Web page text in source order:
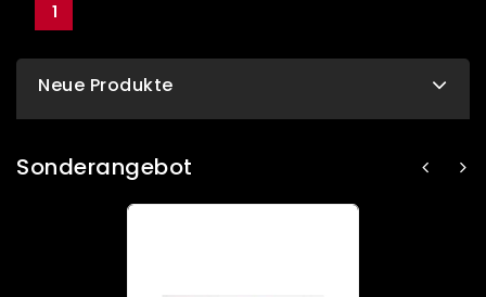
1
Neue Produkte
Sonderangebot